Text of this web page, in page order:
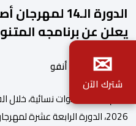
الدورة الـ14
يعلن عن برنامجه
بواسطة أحداث. أنفو
2026، الدورة الرابعة عشرة
✉
شترك الآن